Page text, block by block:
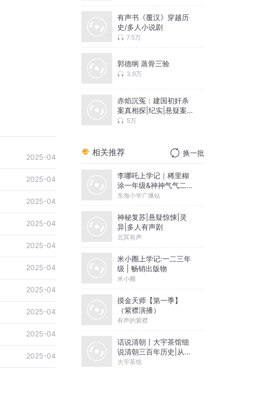
2025-04
2025-04
2025-04
2025-04
2025-04
2025-04
2025-04
2025-04
2025-04
2025-04
有声书《覆汉》穿越历
史/多人小说剧
7.5万
郭德纲 蒸骨三验
3.9万
赤焰沉冤：建国初奸杀
案真相探|纪实|悬疑案
件|民间
5万
相关推荐 换一批
李哪吒上学记｜稀里糊
涂一年级&神神气气二年
级
东海小学广播站
神秘复苏|悬疑惊悚|灵
异|多人有声剧
北冥有声
米小圈上学记:一二三年
级 | 畅销出版物
米小圈
摸金天师【第一季】
（紫襟演播）
有声的紫襟
话说清朝丨大宇茶馆细
说清朝三百年历史|从努
尔哈赤到末代皇帝溥仪|
大宇茶馆